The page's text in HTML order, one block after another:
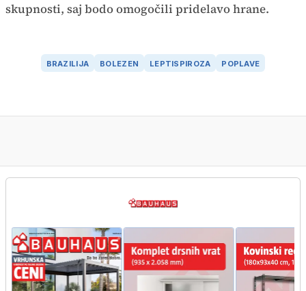
skupnosti, saj bodo omogočili pridelavo hrane.
BRAZILIJA BOLEZEN LEPTISPIROZA POPLAVE